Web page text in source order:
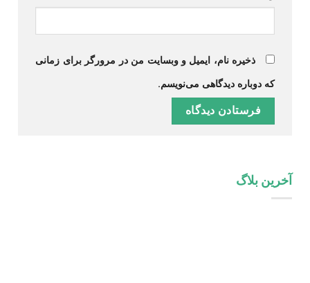
ذخیره نام، ایمیل و وبسایت من در مرورگر برای زمانی
که دوباره دیدگاهی می‌نویسم.
آخرین بلاگ